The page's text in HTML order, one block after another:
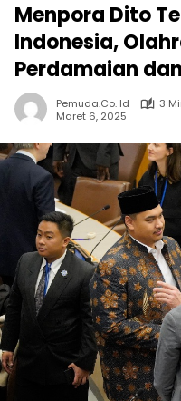
Menpora Dito
Indonesia,
Perdamaian
Pemuda.co. Id
3
Maret 6, 2025